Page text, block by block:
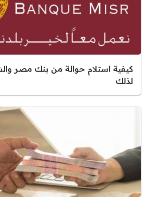
كيفية استلام حوالة من بنك مصر
لذلك